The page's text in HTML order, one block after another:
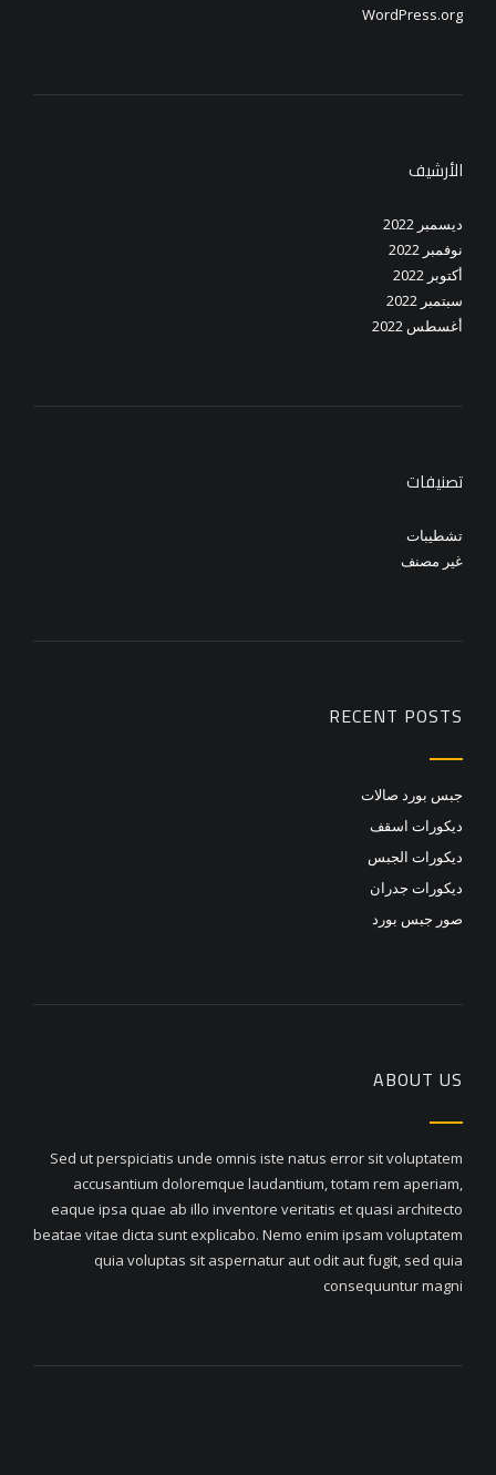
WordPress.org
الأرشيف
ديسمبر 2022
نوفمبر 2022
أكتوبر 2022
سبتمبر 2022
أغسطس 2022
تصنيفات
تشطيبات
غير مصنف
RECENT POSTS
جبس بورد صالات
ديكورات اسقف
ديكورات الجبس
ديكورات جدران
صور جبس بورد
ABOUT US
Sed ut perspiciatis unde omnis iste natus error sit voluptatem
accusantium doloremque laudantium, totam rem aperiam,
eaque ipsa quae ab illo inventore veritatis et quasi architecto
beatae vitae dicta sunt explicabo. Nemo enim ipsam voluptatem
quia voluptas sit aspernatur aut odit aut fugit, sed quia
consequuntur magni